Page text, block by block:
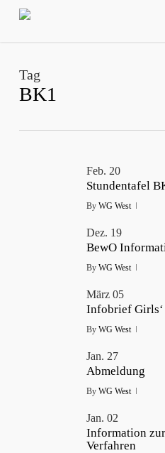
Skip
Tag
BK1
Feb. 20
Stundentafel
By WG West
Dez. 19
BewO
By WG West
März 05
Infobrief Girls‘
By WG West
Jan. 27
Abmeldung
By WG West
Jan. 02
Information
Verfahren